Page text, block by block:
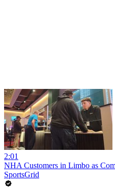
2:01
NHA Customers in Limbo as
SportsGrid